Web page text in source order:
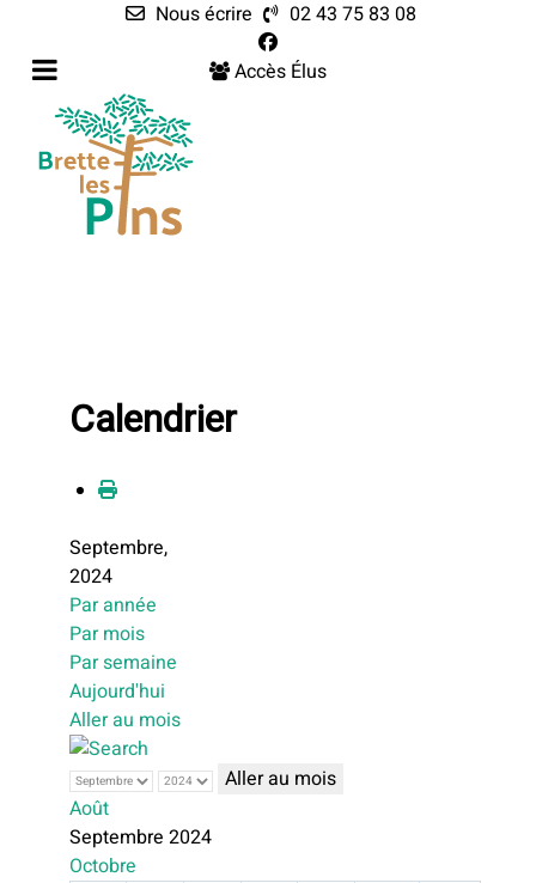
Nous écrire
02 43 75 83 08
Accès Élus
Calendrier
Septembre,
2024
Par année
Par mois
Par semaine
Aujourd'hui
Aller au mois
Aller au mois
Août
Septembre 2024
Octobre